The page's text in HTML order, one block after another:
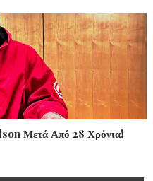
Μετά Από 28 Χρόνια!